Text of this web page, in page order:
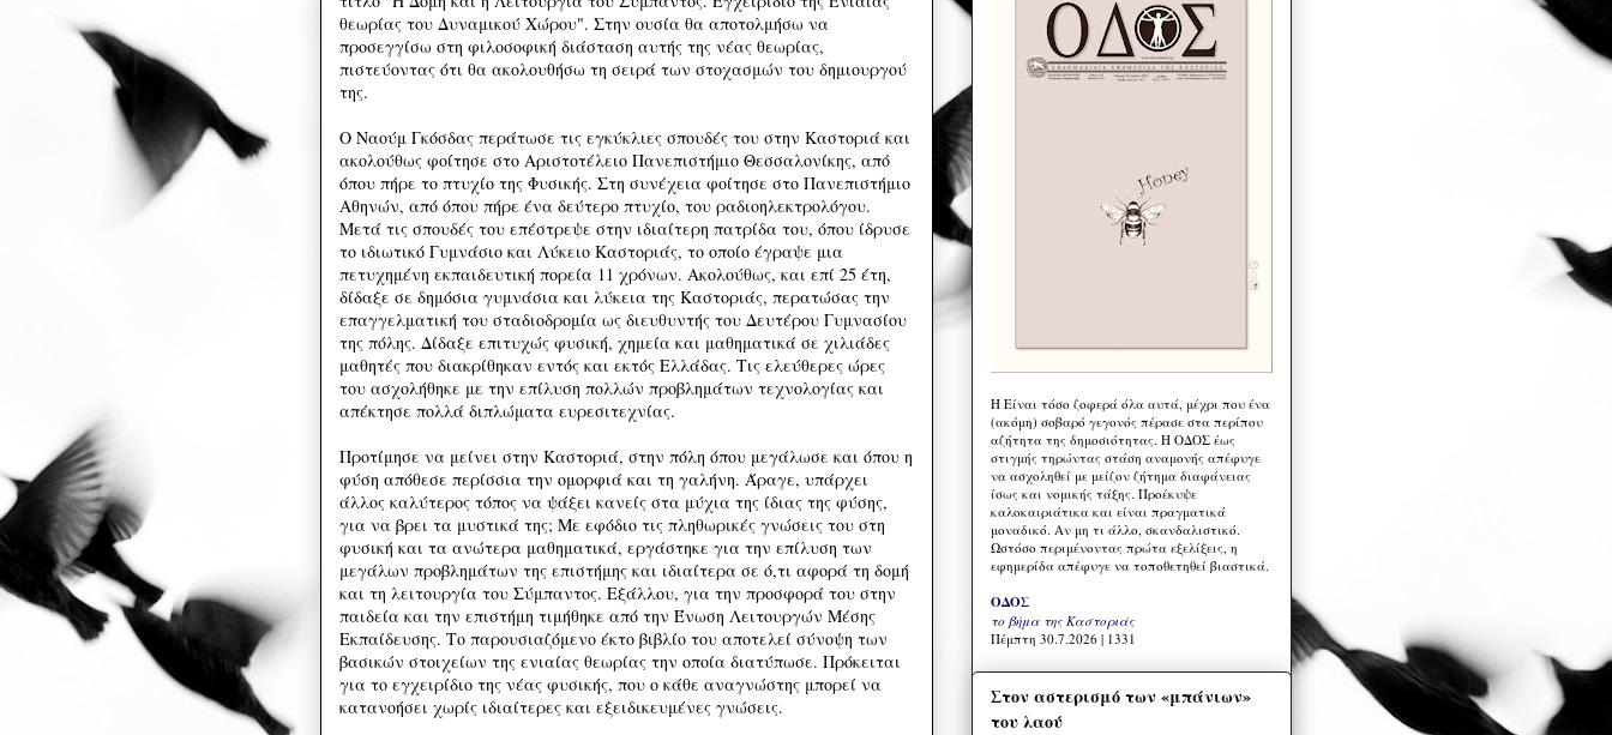
θεωρίας του Δυναμικού Χώρου". Στην ουσία θα αποτολμήσω να
προσεγγίσω στη φιλοσοφική διάσταση αυτής της νέας θεωρίας,
πιστεύοντας ότι θα ακολουθήσω τη σειρά των στοχασμών του δημιουργού
της.
Ο Ναούμ Γκόσδας περάτωσε τις εγκύκλιες σπουδές του στην Καστοριά και
ακολούθως φοίτησε στο Αριστοτέλειο Πανεπιστήμιο Θεσσαλονίκης, από
όπου πήρε το πτυχίο της Φυσικής. Στη συνέχεια φοίτησε στο Πανεπιστήμιο
Αθηνών, από όπου πήρε ένα δεύτερο πτυχίο, του ραδιοηλεκτρολόγου.
Μετά τις σπουδές του επέστρεψε στην ιδιαίτερη πατρίδα του, όπου ίδρυσε
το ιδιωτικό Γυμνάσιο και Λύκειο Καστοριάς, το οποίο έγραψε μια
πετυχημένη εκπαιδευτική πορεία 11 χρόνων. Ακολούθως, και επί 25 έτη,
δίδαξε σε δημόσια γυμνάσια και λύκεια της Καστοριάς, περατώσας την
επαγγελματική του σταδιοδρομία ως διευθυντής του Δευτέρου Γυμνασίου
της πόλης. Δίδαξε επιτυχώς φυσική, χημεία και μαθηματικά σε χιλιάδες
μαθητές που διακρίθηκαν εντός και εκτός Ελλάδας. Τις ελεύθερες ώρες
του ασχολήθηκε με την επίλυση πολλών προβλημάτων τεχνολογίας και
απέκτησε πολλά διπλώματα ευρεσιτεχνίας.
Προτίμησε να μείνει στην Καστοριά, στην πόλη όπου μεγάλωσε και όπου η
φύση απόθεσε περίσσια την ομορφιά και τη γαλήνη. Άραγε, υπάρχει
άλλος καλύτερος τόπος να ψάξει κανείς στα μύχια της ίδιας της φύσης,
για να βρει τα μυστικά της; Με εφόδιο τις πληθωρικές γνώσεις του στη
φυσική και τα ανώτερα μαθηματικά, εργάστηκε για την επίλυση των
μεγάλων προβλημάτων της επιστήμης και ιδιαίτερα σε ό,τι αφορά τη δομή
και τη λειτουργία του Σύμπαντος. Εξάλλου, για την προσφορά του στην
παιδεία και την επιστήμη τιμήθηκε από την Ένωση Λειτουργών Μέσης
Εκπαίδευσης. Το παρουσιαζόμενο έκτο βιβλίο του αποτελεί σύνοψη των
βασικών στοιχείων της ενιαίας θεωρίας την οποία διατύπωσε. Πρόκειται
για το εγχειρίδιο της νέας φυσικής, που ο κάθε αναγνώστης μπορεί να
κατανοήσει χωρίς ιδιαίτερες και εξειδικευμένες γνώσεις.
Η Eίναι τόσο ζοφερά όλα αυτά, μέχρι που ένα
(ακόμη) σοβαρό γεγονός πέρασε στα περίπου
αζήτητα της δημοσιότητας. Η ΟΔΟΣ έως
στιγμής τηρώντας στάση αναμονής απέφυγε
να ασχοληθεί με μείζον ζήτημα διαφάνειας
ίσως και νομικής τάξης. Προέκυψε
καλοκαιριάτικα και είναι πραγματικά
μοναδικό. Αν μη τι άλλο, σκανδαλιστικό.
Ωστόσο περιμένοντας πρώτα εξελίξεις, η
εφημερίδα απέφυγε να τοποθετηθεί βιαστικά.
ΟΔΟΣ
το βήμα της Καστοριάς
Πέμπτη 30.7.2026 | 1331
Στον αστερισμό των «μπάνιων»
του λαού